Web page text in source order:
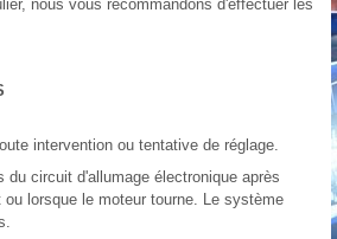
nous vous recommandons d'effectuer les
intervention ou tentative de réglage.
du circuit d'allumage électronique après
ou lorsque le moteur tourne. Le système